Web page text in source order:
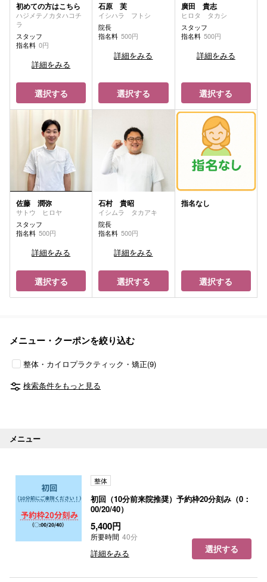
初めての方はこちら
ハジメテノカタハコチ
ラ
スタッフ
指名料 0円
詳細をみる
選択する
石原 芙
イシハラ フトシ
院長
指名料 500円
詳細をみる
選択する
廣田 貴志
ヒロタ タカシ
スタッフ
指名料 500円
詳細をみる
選択する
佐藤 潤弥
サトウ ヒロヤ
スタッフ
指名料 500円
詳細をみる
選択する
石村 貴昭
イシムラ タカアキ
院長
指名料 500円
詳細をみる
選択する
指名なし
選択する
メニュー・クーポンを絞り込む
整体・カイロプラクティック・矯正(9)
検索条件をもっと見る
メニュー
整体
初回（10分前来院推奨）予約枠20分刻み（0：
00/20/40）
5,400円
所要時間 40分
詳細をみる 選択する